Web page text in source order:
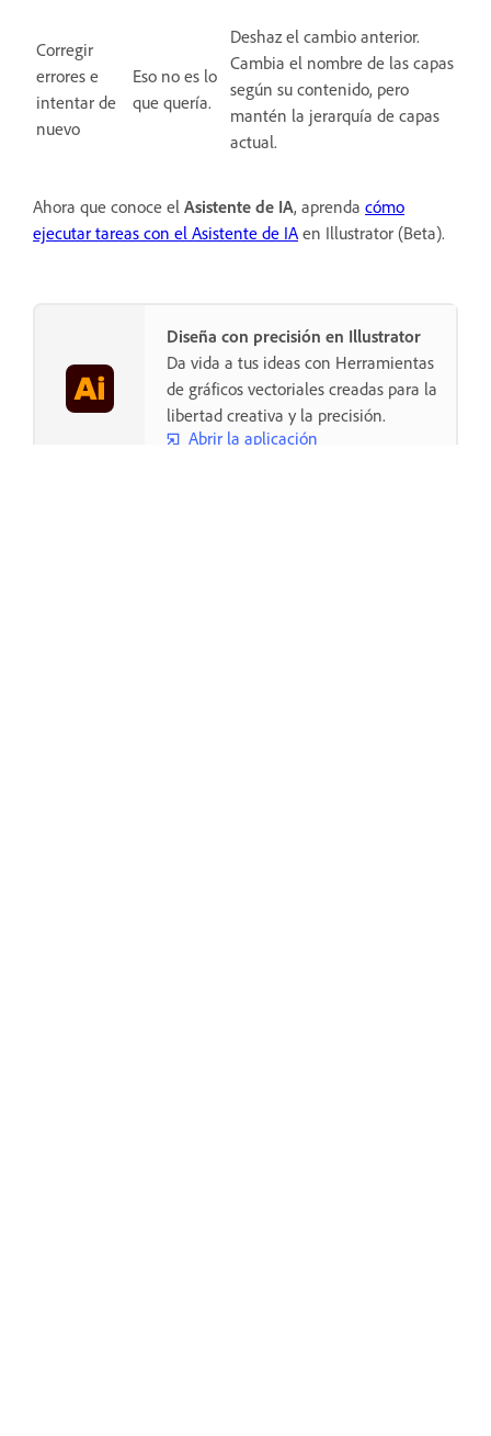
Corregir
errores e
intentar de
nuevo
Eso no es lo
que quería.
Deshaz el cambio anterior.
Cambia el nombre de las capas
según su contenido, pero
mantén la jerarquía de capas
actual.
Ahora que conoce el Asistente de IA, aprenda cómo
ejecutar tareas con el Asistente de IA en Illustrator (Beta).
Diseña con precisión en Illustrator
Da vida a tus ideas con Herramientas
de gráficos vectoriales creadas para la
libertad creativa y la precisión.
Abrir la aplicación